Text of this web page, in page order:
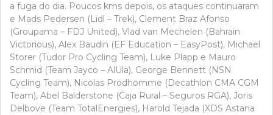
a fuga do dia. Poucos kms depois, os ataques continuaram
e Mads Pedersen (Lidl – Trek), Clement Braz Afonso
(Groupama – FDJ United), Vlad van Mechelen (Bahrain
Victorious), Alex Baudin (EF Education – EasyPost), Michael
Storer (Tudor Pro Cycling Team), Luke Plapp e Mauro
Schmid (Team Jayco – AlUla), George Bennett (NSN
Cycling Team), Nicolas Prodhomme (Decathlon CMA CGM
Team), Abel Balderstone (Caja Rural – Seguros RGA), Joris
Delbove (Team TotalEnergies), Harold Tejada (XDS Astana